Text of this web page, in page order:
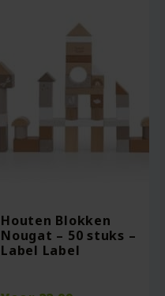
Houten Blokken
Nougat – 50 stuks –
Label Label